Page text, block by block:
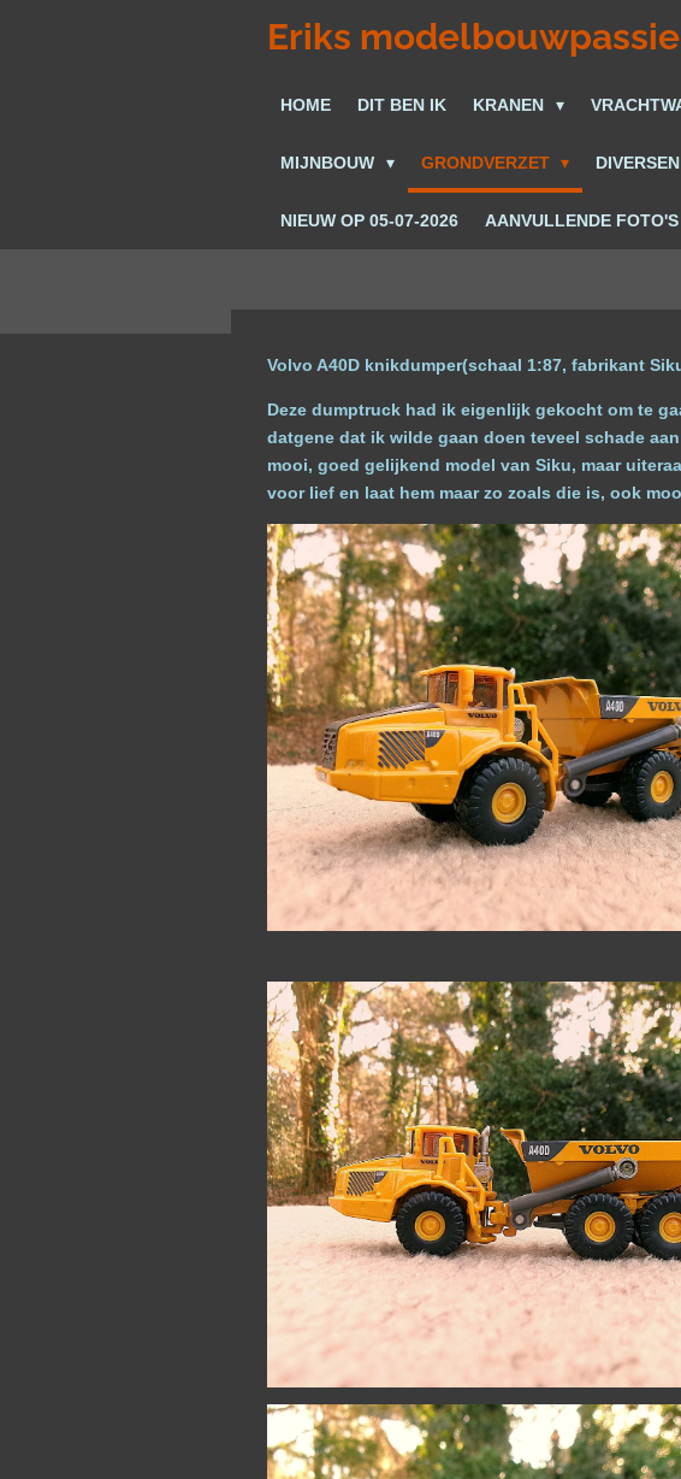
Eriks modelbouwpassie
HOME DIT BEN IK KRANEN
MIJNBOUW GRONDVERZET DIVERSEN
NIEUW OP 05-07-2026 AANVULLENDE
Volvo A40D knikdumper(schaal 1:87, fabrikant
Deze dumptruck had ik eigenlijk gekocht om te
datgene dat ik wilde gaan doen teveel schade
mooi, goed gelijkend model van Siku, maar
voor lief en laat hem maar zo zoals die is, ook